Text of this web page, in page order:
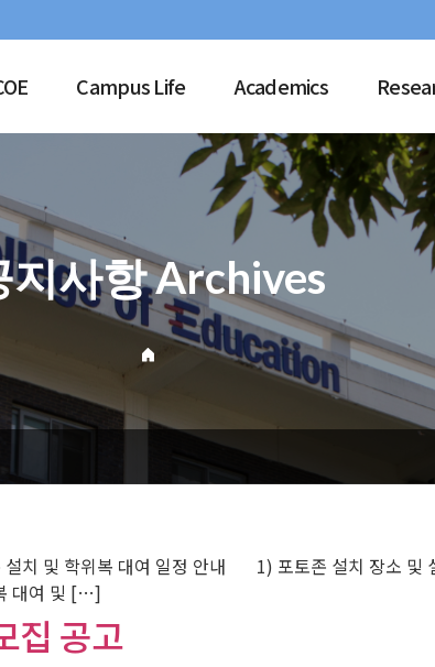
Campus Life Academics
지사항 Archives
설치 및 학위복 대여 일정 안내 1) 포토존 설치 장소
대여 및 […]
집 공고